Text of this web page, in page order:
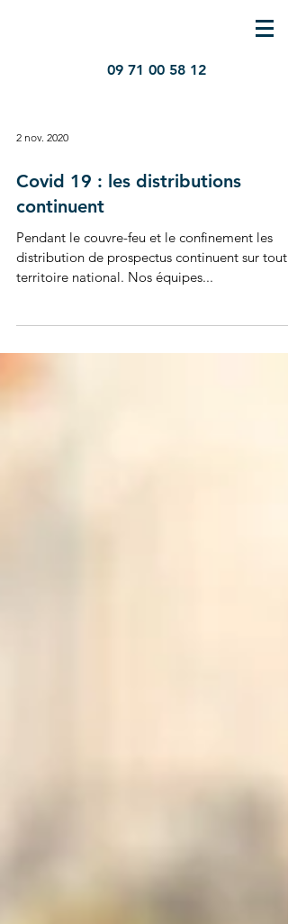
09 71 00 58 12
2 nov. 2020
Covid 19 : les distributions
continuent
Pendant le couvre-feu et le confinement les
distribution de prospectus continuent sur tout
territoire national. Nos équipes...